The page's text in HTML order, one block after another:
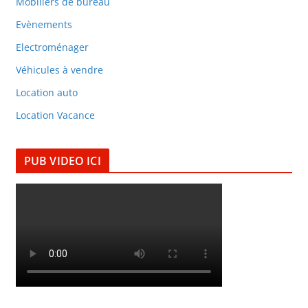
Evènements
Electroménager
Véhicules à vendre
Location auto
Location Vacance
PUB VIDEO ICI